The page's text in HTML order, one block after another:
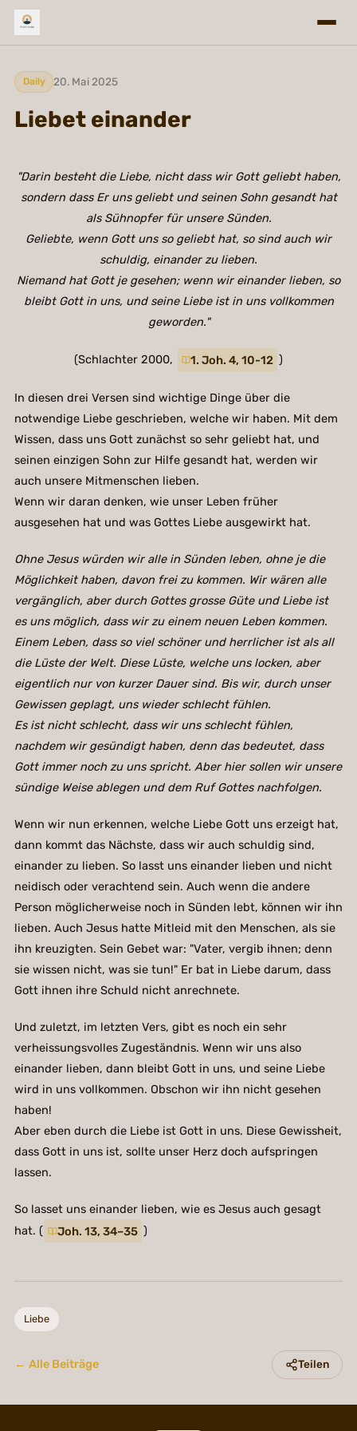
Daily 20. Mai 2025
Liebet einander
"Darin besteht die Liebe, nicht dass wir Gott geliebt haben,
sondern dass Er uns geliebt und seinen Sohn gesandt hat
als Sühnopfer für unsere Sünden.
Geliebte, wenn Gott uns so geliebt hat, so sind auch wir
schuldig, einander zu lieben.
Niemand hat Gott je gesehen; wenn wir einander lieben, so
bleibt Gott in uns, und seine Liebe ist in uns vollkommen
geworden."
(Schlachter 2000, 1. Joh. 4, 10-12 )
In diesen drei Versen sind wichtige Dinge über die
notwendige Liebe geschrieben, welche wir haben. Mit dem
Wissen, dass uns Gott zunächst so sehr geliebt hat, und
seinen einzigen Sohn zur Hilfe gesandt hat, werden wir
auch unsere Mitmenschen lieben.
Wenn wir daran denken, wie unser Leben früher
ausgesehen hat und was Gottes Liebe ausgewirkt hat.
Ohne Jesus würden wir alle in Sünden leben, ohne je die
Möglichkeit haben, davon frei zu kommen. Wir wären alle
vergänglich, aber durch Gottes grosse Güte und Liebe ist
es uns möglich, dass wir zu einem neuen Leben kommen.
Einem Leben, dass so viel schöner und herrlicher ist als all
die Lüste der Welt. Diese Lüste, welche uns locken, aber
eigentlich nur von kurzer Dauer sind. Bis wir, durch unser
Gewissen geplagt, uns wieder schlecht fühlen.
Es ist nicht schlecht, dass wir uns schlecht fühlen,
nachdem wir gesündigt haben, denn das bedeutet, dass
Gott immer noch zu uns spricht. Aber hier sollen wir unsere
sündige Weise ablegen und dem Ruf Gottes nachfolgen.
Wenn wir nun erkennen, welche Liebe Gott uns erzeigt hat,
dann kommt das Nächste, dass wir auch schuldig sind,
einander zu lieben. So lasst uns einander lieben und nicht
neidisch oder verachtend sein. Auch wenn die andere
Person möglicherweise noch in Sünden lebt, können wir ihn
lieben. Auch Jesus hatte Mitleid mit den Menschen, als sie
ihn kreuzigten. Sein Gebet war: "Vater, vergib ihnen; denn
sie wissen nicht, was sie tun!" Er bat in Liebe darum, dass
Gott ihnen ihre Schuld nicht anrechnete.
Und zuletzt, im letzten Vers, gibt es noch ein sehr
verheissungsvolles Zugeständnis. Wenn wir uns also
einander lieben, dann bleibt Gott in uns, und seine Liebe
wird in uns vollkommen. Obschon wir ihn nicht gesehen
haben!
Aber eben durch die Liebe ist Gott in uns. Diese Gewissheit,
dass Gott in uns ist, sollte unser Herz doch aufspringen
lassen.
So lasset uns einander lieben, wie es Jesus auch gesagt
hat. (
Joh. 13, 34–35 )
Liebe
← Alle Beiträge Teilen